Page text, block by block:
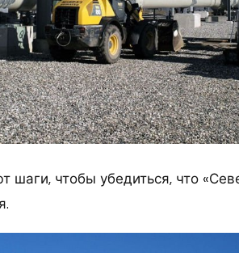
чтобы убедиться, что